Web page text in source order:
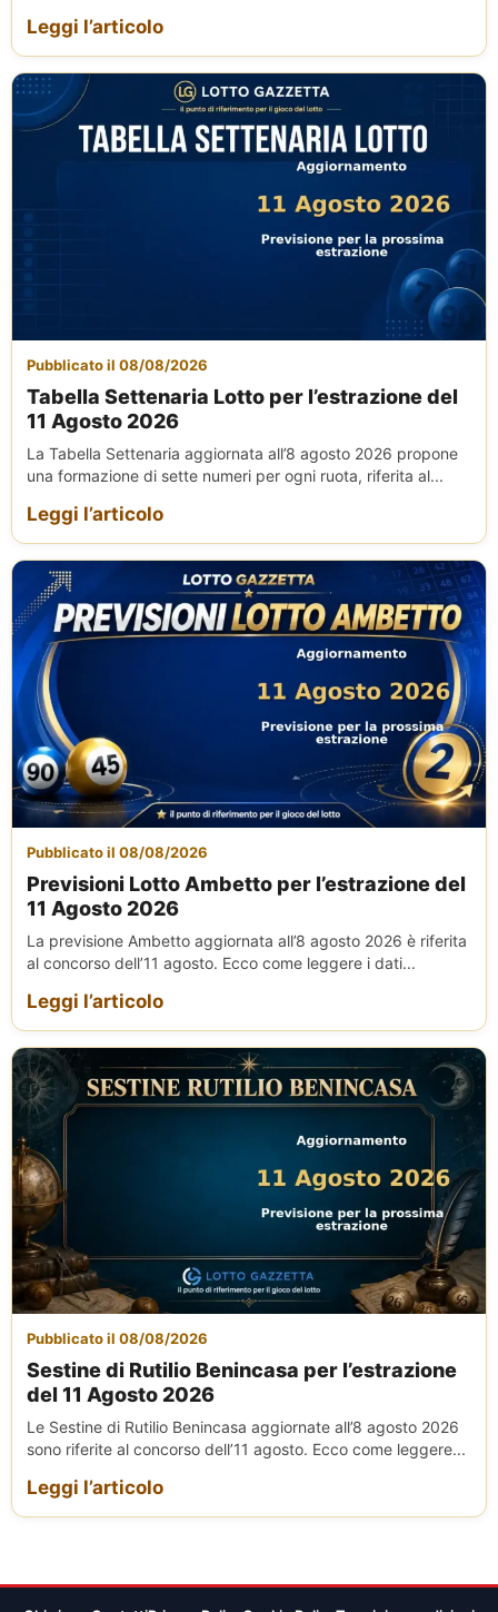
Leggi l’articolo
Pubblicato il 08/08/2026
Tabella Settenaria Lotto per l’estrazione del
11 Agosto 2026
La Tabella Settenaria aggiornata all’8 agosto 2026 propone
una formazione di sette numeri per ogni ruota, riferita al...
Leggi l’articolo
Pubblicato il 08/08/2026
Previsioni Lotto Ambetto per l’estrazione del
11 Agosto 2026
La previsione Ambetto aggiornata all’8 agosto 2026 è riferita
al concorso dell’11 agosto. Ecco come leggere i dati...
Leggi l’articolo
Pubblicato il 08/08/2026
Sestine di Rutilio Benincasa per l’estrazione
del 11 Agosto 2026
Le Sestine di Rutilio Benincasa aggiornate all’8 agosto 2026
sono riferite al concorso dell’11 agosto. Ecco come leggere...
Leggi l’articolo